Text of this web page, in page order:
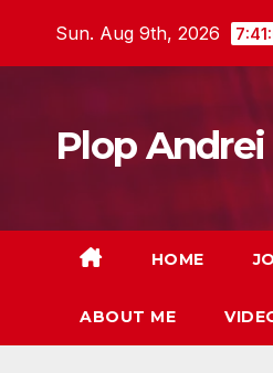
Sun. Aug 9th, 2026
Plop Andrei
HOME
ABOUT ME